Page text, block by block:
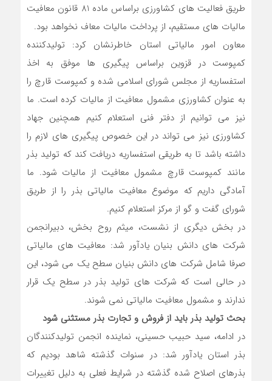
طریق فعالیت های کشاورزی براساس ماده 81 قانون معافیت
مالیات های مستقیم، از پرداخت مالیات معاف نخواهد بود.
معاون امور مالیاتی استان خاطرنشان کرد: تولیدکننده
کمپوست در قزوین براساس پیگیری ها موفق به اخذ
استفساریه از مجلس شورای اسلامی شده و کمپوست قارچ را
به عنوان کشاورزی مشمول معافیت از مالیات کرده است. ما
نیز می توانیم از دفتر فنی استعلام کنیم همچنین جهاد
کشاورزی نیز می تواند در این خصوص پیگیری های لازم را
داشته باشد تا به طریقی استفساریه دریافت کند که تولید بذر
مانند کمپوست قارچ مشمول معافیت از مالیات شود. ما
آمادگی داریم که موضوع معافیت مالیاتی بذر را از طریق
شورای گفت و گو از مرکز استعلام کنیم.
در بخش دیگری از نشست، میثم روح بخش، دبیرانجمن
شرکت های دانش بنیان یادآور شد: معافیت های مالیاتی
صرفا شامل شرکت های دانش بنیان سطح یک می شود، این
در حالی است که شرکت های تولید بذر در سطح یک قرار
ندارند و مشمول معافیت مالیاتی نمی شوند.
بحث تولید بذر باید از فروش و تجارت بذر مستثنی شود
در ادامه، سید حبیب حسینی، نماینده انجمن تولیدکنندگان
بذر استان یادآور شد: در سنوات گذشته شاهد بودیم که
بذرهای اصلاح شده گذشته در شرایط فعلی به دلیل تغییرات